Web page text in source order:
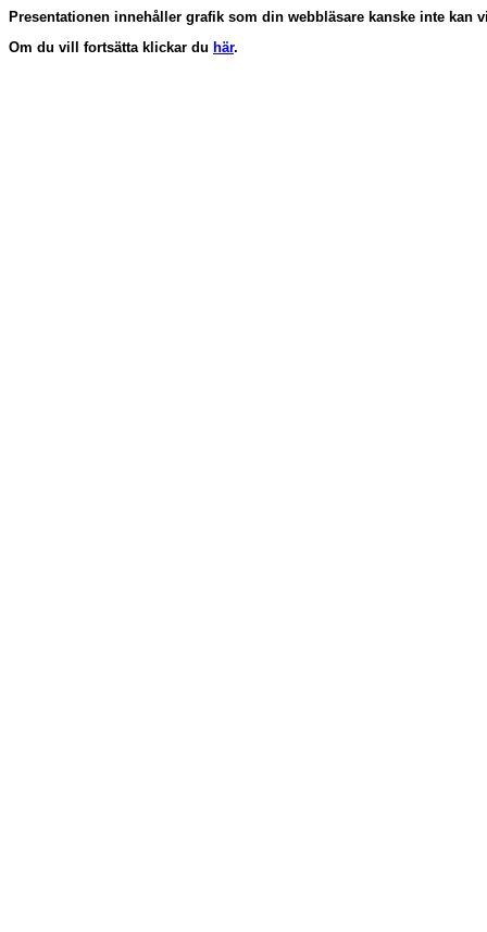
Presentationen innehåller grafik som din webbläsare kanske inte kan
Om du vill fortsätta klickar du här.